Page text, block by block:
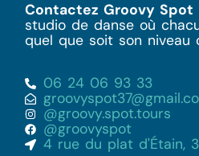
Contactez Groovy Spot
studio de danse où
quel que soit son niveau
06 24 06 93 33
@groovy.spot.tours
@groovyspot
4 rue du plat d'Étain,